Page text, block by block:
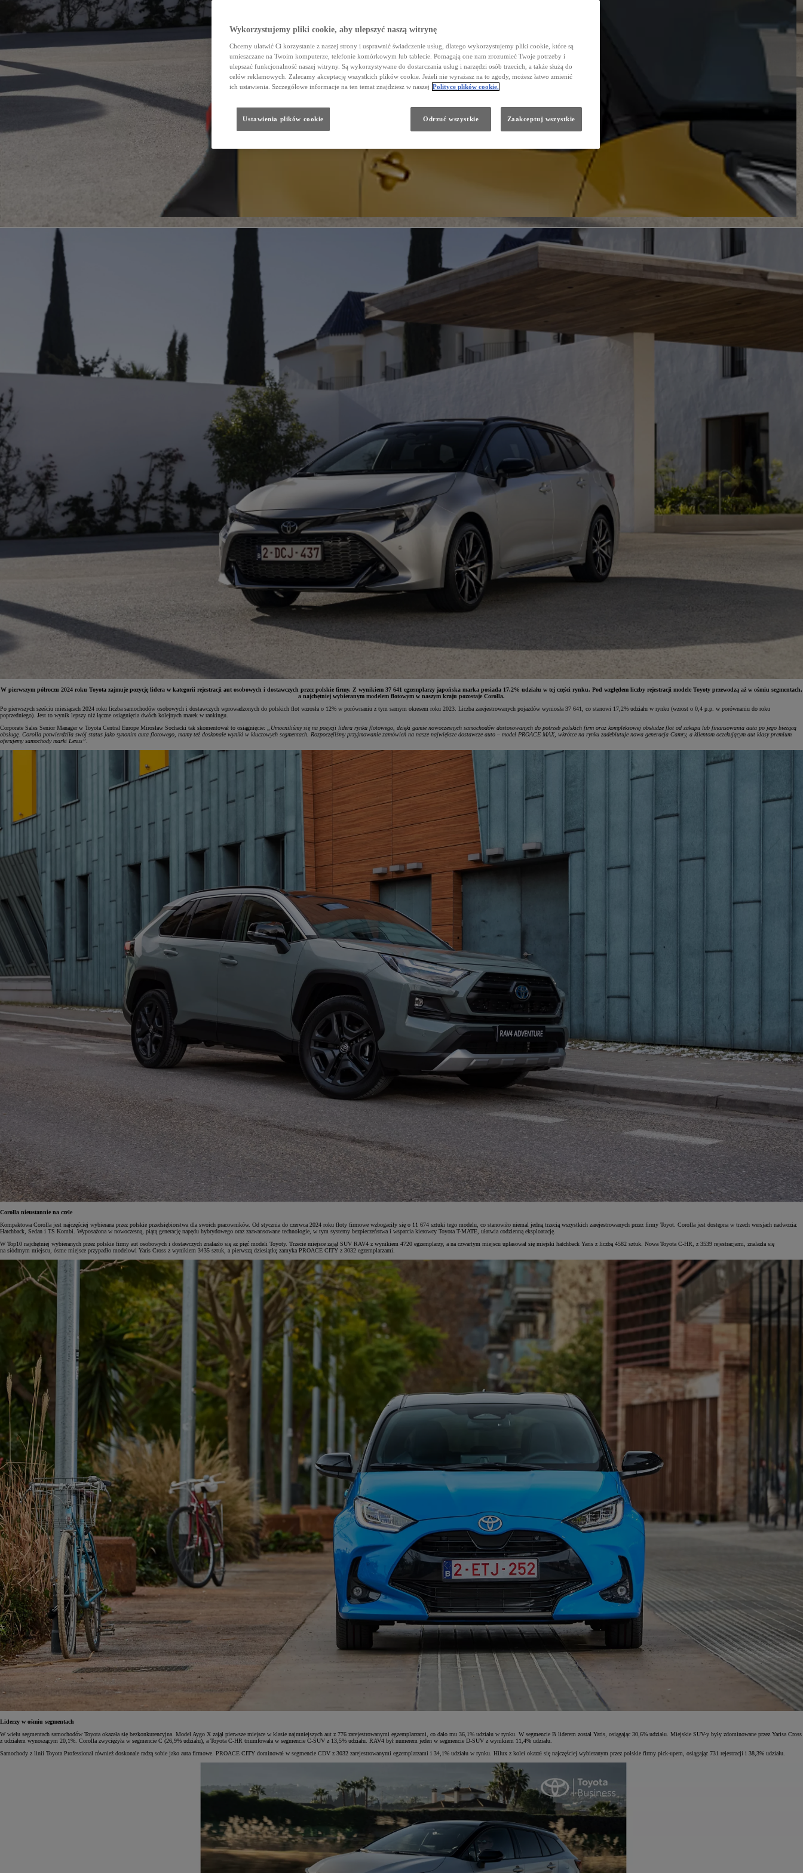
Yaris Cross
Od105 300 zł
Corolla Hatchback
HYBRID
W pierwszym półroczu 2024 roku Toyota zajmuje pozycję lidera w kategorii rejestracji aut osobowych i dostawczych przez polskie firmy. Z wynikiem 37 641 egzemplarzy japońska marka posiada 17,2% udziału w tej części rynku. Pod względem liczby rejestracji modele Toyoty przewodzą aż w ośmiu segmentach,
a najchętniej wybieranym modelem flotowym w naszym kraju pozostaje Corolla.
Po pierwszych sześciu miesiącach 2024 roku liczba samochodów osobowych i dostawczych wprowadzonych do polskich flot wzrosła o 12% w porównaniu z tym samym okresem roku 2023. Liczba zarejestrowanych pojazdów wyniosła 37 641, co stanowi 17,2% udziału w rynku (wzrost o 0,4 p.p. w porównaniu do roku
poprzedniego). Jest to wynik lepszy niż łączne osiągnięcia dwóch kolejnych marek w rankingu.
Corporate Sales Senior Manager w Toyota Central Europe Mirosław Sochacki tak skomentował to osiągnięcie: „Umocniliśmy się na pozycji lidera rynku flotowego, dzięki gamie nowoczesnych samochodów dostosowanych do potrzeb polskich firm oraz kompleksowej obsłudze flot od zakupu lub finansowania auta po jego bieżącą
obsługę. Corolla potwierdziła swój status jako synonim auta flotowego, mamy też doskonałe wyniki w kluczowych segmentach. Rozpoczęliśmy przyjmowanie zamówień na nasze największe dostawcze auto – model PROACE MAX, wkrótce na rynku zadebiutuje nowa generacja Camry, a klientom oczekującym aut klasy premium
oferujemy samochody marki Lexus”.
Corolla nieustannie na czele
Kompaktowa Corolla jest najczęściej wybierana przez polskie przedsiębiorstwa dla swoich pracowników. Od stycznia do czerwca 2024 roku floty firmowe wzbogaciły się o 11 674 sztuki tego modelu, co stanowiło niemal jedną trzecią wszystkich zarejestrowanych przez firmy Toyot. Corolla jest dostępna w trzech wersjach nadwozia:
Hatchback, Sedan i TS Kombi. Wyposażona w nowoczesną, piątą generację napędu hybrydowego oraz zaawansowane technologie, w tym systemy bezpieczeństwa i wsparcia kierowcy Toyota T-MATE, ułatwia codzienną eksploatację.
W Top10 najchętniej wybieranych przez polskie firmy aut osobowych i dostawczych znalazło się aż pięć modeli Toyoty. Trzecie miejsce zajął SUV RAV4 z wynikiem 4720 egzemplarzy, a na czwartym miejscu uplasował się miejski hatchback Yaris z liczbą 4582 sztuk. Nowa Toyota C-HR, z 3539 rejestracjami, znalazła się
na siódmym miejscu, ósme miejsce przypadło modelowi Yaris Cross z wynikiem 3435 sztuk, a pierwszą dziesiątkę zamyka PROACE CITY z 3032 egzemplarzami.
Liderzy w ośmiu segmentach
W wielu segmentach samochodów Toyota okazała się bezkonkurencyjna. Model Aygo X zajął pierwsze miejsce w klasie najmniejszych aut z 776 zarejestrowanymi egzemplarzami, co dało mu 36,1% udziału w rynku. W segmencie B liderem został Yaris, osiągając 30,6% udziału. Miejskie SUV-y były zdominowane przez Yarisa Cross
z udziałem wynoszącym 20,1%. Corolla zwyciężyła w segmencie C (26,9% udziału), a Toyota C-HR triumfowała w segmencie C-SUV z 13,5% udziału. RAV4 był numerem jeden w segmencie D-SUV z wynikiem 11,4% udziału.
Samochody z linii Toyota Professional również doskonale radzą sobie jako auta firmowe. PROACE CITY dominował w segmencie CDV z 3032 zarejestrowanymi egzemplarzami i 34,1% udziału w rynku. Hilux z kolei okazał się najczęściej wybieranym przez polskie firmy pick-upem, osiągając 731 rejestracji i 38,3% udziału.
Wykorzystujemy pliki cookie, aby ulepszyć naszą witrynę
Chcemy ułatwić Ci korzystanie z naszej strony i usprawnić świadczenie usług, dlatego wykorzystujemy pliki cookie, które są
umieszczane na Twoim komputerze, telefonie komórkowym lub tablecie. Pomagają one nam zrozumieć Twoje potrzeby i
ulepszać funkcjonalność naszej witryny. Są wykorzystywane do dostarczania usług i narzędzi osób trzecich, a także służą do
celów reklamowych. Zalecamy akceptację wszystkich plików cookie. Jeżeli nie wyrażasz na to zgody, możesz łatwo zmienić
ich ustawienia. Szczegółowe informacje na ten temat znajdziesz w naszej Polityce plików cookie.
Odrzuć wszystkie Zaakceptuj wszystkie
Ustawienia plików cookie